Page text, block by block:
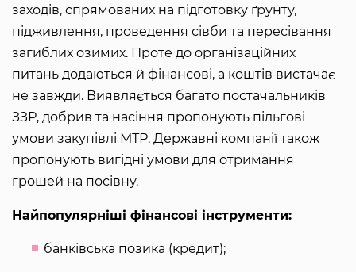
заходів, спрямованих на підготовку ґрунту,
підживлення, проведення сівби та пересівання
загиблих озимих. Проте до організаційних
питань додаються й фінансові, а коштів вистачає
не завжди. Виявляється багато постачальників
ЗЗР, добрив та насіння пропонують пільгові
умови закупівлі МТР. Державні компанії також
пропонують вигідні умови для отримання
грошей на посівну.
Найпопулярніші фінансові інструменти:
банківська позика (кредит);